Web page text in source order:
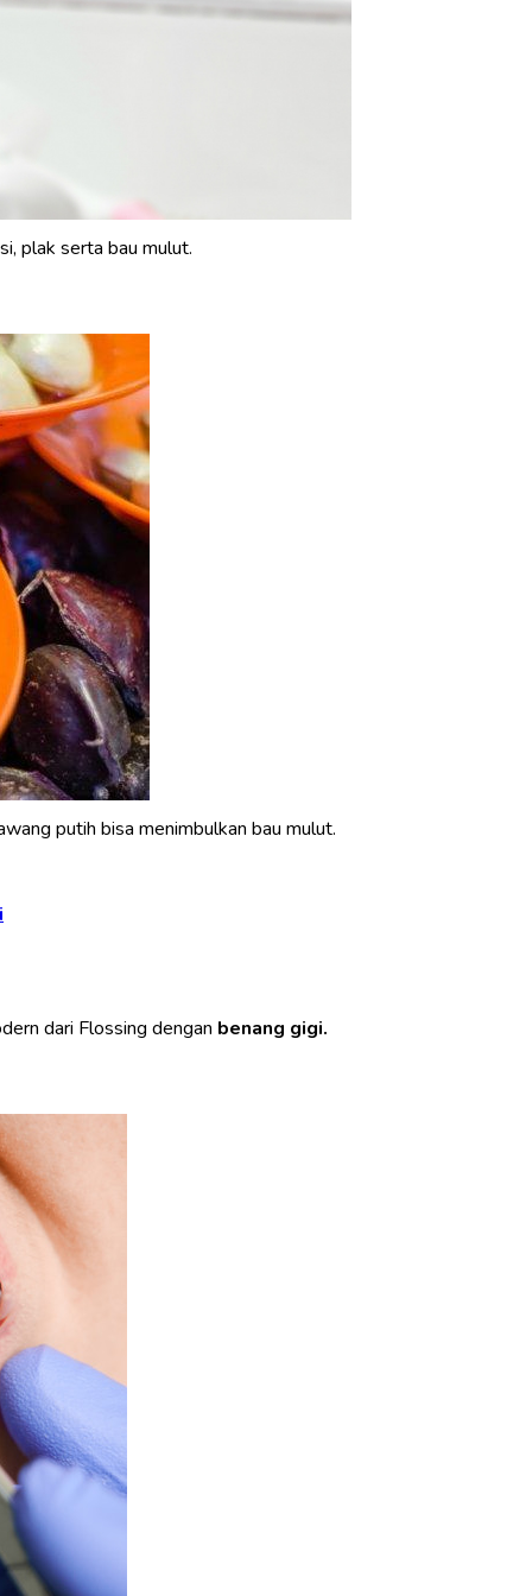
plak serta bau mulut.
putih bisa menimbulkan bau mulut.
dari Flossing dengan benang gigi.